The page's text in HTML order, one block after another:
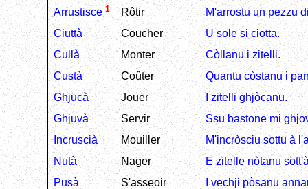
Arrustisce 1 Rôtir
M'arrostu un pezzu
Ciuttà
Coucher
U sole si ciotta.
Cullà
Monter
Còllanu i zitelli.
Custà
Coûter
Quantu còstanu i
Ghjucà
Jouer
I zitelli ghjòcanu.
Ghjuvà
Servir
Ssu bastone mi
Incruscià
Mouiller
M'incròsciu sottu à
Nutà
Nager
E zitelle nòtanu
Pusà
S'asseoir
I vechji pòsanu